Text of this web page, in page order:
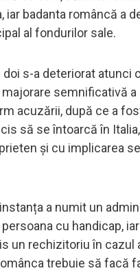
iar badanta româncă a
al fondurilor sale.
doi s-a deteriorat atunci
semnificativă a
acuzării, după ce a
să se întoarcă în Italia,
și cu implicarea
a numit un
cu handicap,
un rechizitoriu în cazul
trebuie să facă